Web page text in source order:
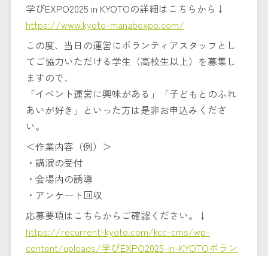
学びEXPO2025 in KYOTOの詳細はこちらから↓
https://www.kyoto-manabexpo.com/
この度、当日の運営にボランティアスタッフとし
てご協力いただける学生（高校生以上）を募集し
ますので、
「イベント運営に興味がある」「子どもとのふれ
あいが好き」といった方は是非お申込みくださ
い。
＜作業内容（例）＞
・講演の受付
・会場内の誘導
・アンケート回収
応募要項はこちらからご確認ください。↓
https://recurrent-kyoto.com/kcc-cms/wp-
content/uploads/学びEXPO2025-in-KYOTOボラン